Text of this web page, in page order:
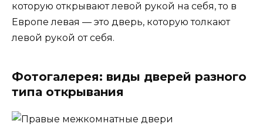
которую открывают левой рукой на себя, то в
Европе левая — это дверь, которую толкают
левой рукой от себя.
Фотогалерея: виды дверей разного
типа открывания